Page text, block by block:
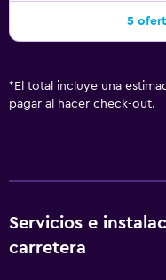
5
* El total incluye una
pagar al hacer check-out.
Servicios e
carretera